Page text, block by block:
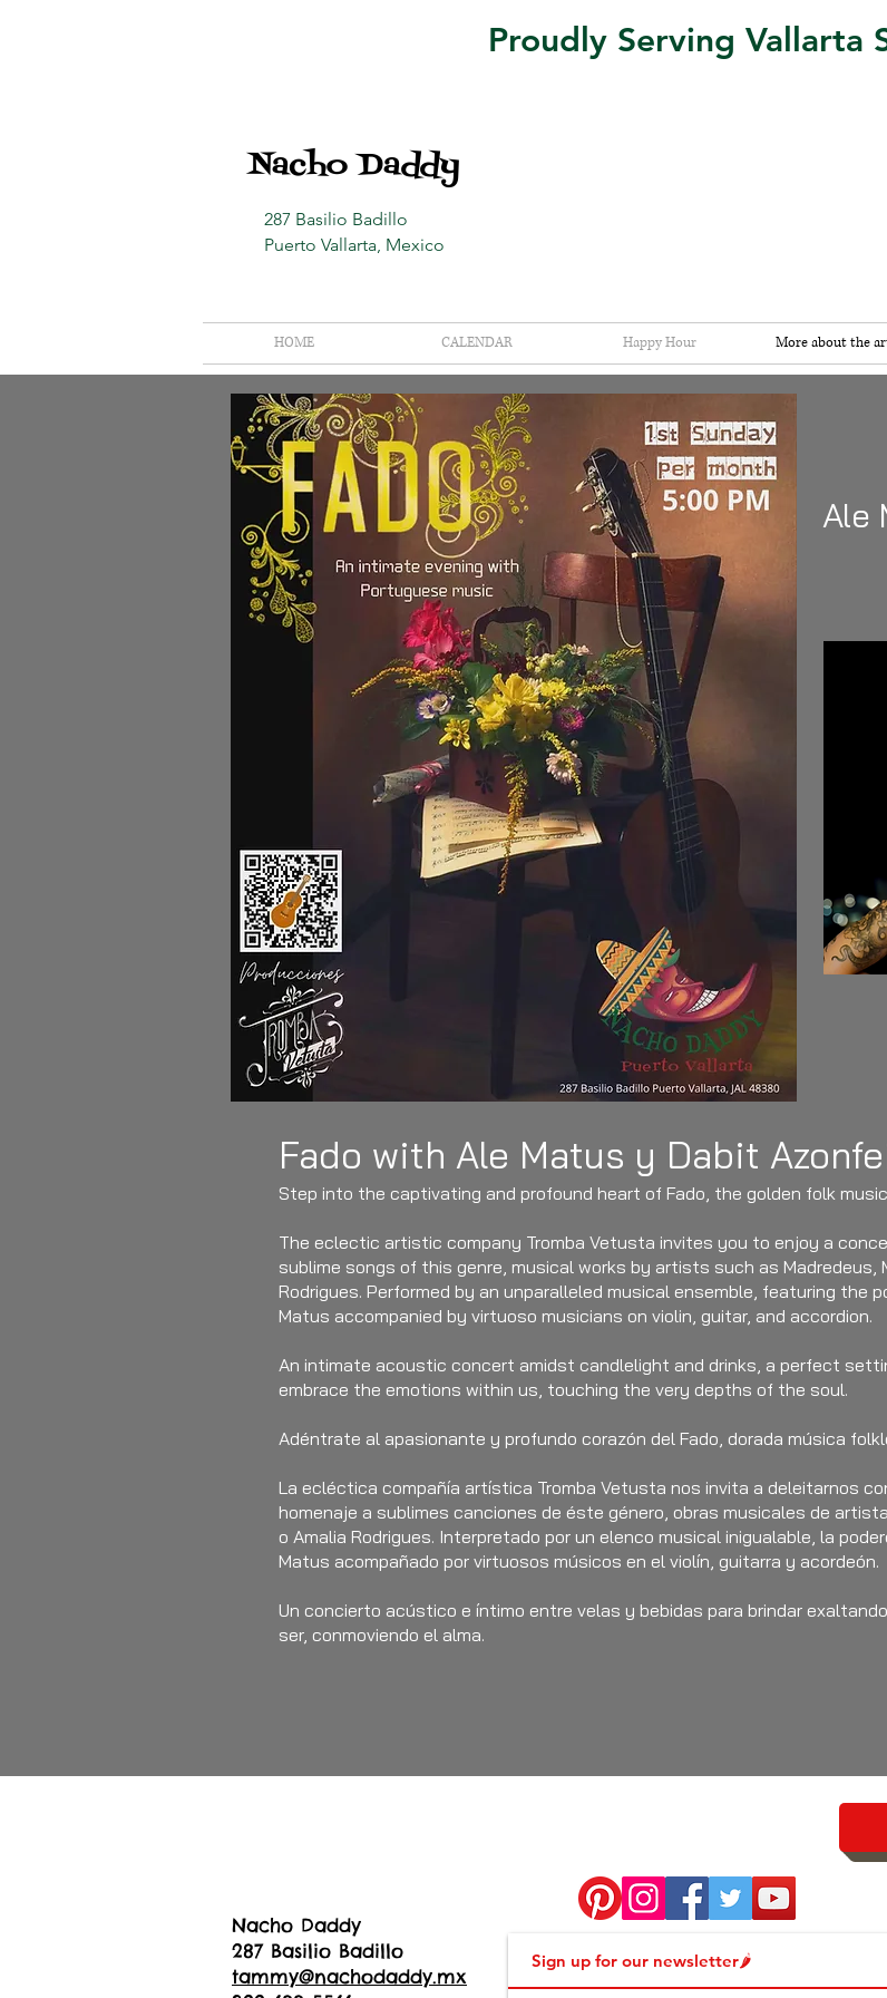
Nacho Daddy
Proudly Serving Vallarta
287 Basilio Badillo
Puerto Vallarta, Mexico
HOME CALENDAR Happy Hour More about the
Ale
Fado with Ale Matus y Dabit
Step into the captivating and profound heart of Fado, the golden folk
The eclectic artistic company Tromba Vetusta invites you to enjoy a
sublime songs of this genre, musical works by artists such as Madredeus,
Rodrigues. Performed by an unparalleled musical ensemble, featuring the
Matus accompanied by virtuoso musicians on violin, guitar, and accordion.
An intimate acoustic concert amidst candlelight and drinks, a perfect
embrace the emotions within us, touching the very depths of the soul.
Adéntrate al apasionante y profundo corazón del Fado, dorada música
La ecléctica compañía artística Tromba Vetusta nos invita a deleitarnos
homenaje a sublimes canciones de éste género, obras musicales de
o Amalia Rodrigues. Interpretado por un elenco musical inigualable, la
Matus acompañado por virtuosos músicos en el violín, guitarra y acordeón.
Un concierto acústico e íntimo entre velas y bebidas para brindar
ser, conmoviendo el alma.
Nacho Daddy
287 Basilio Badillo
tammy@nachodaddy.mx